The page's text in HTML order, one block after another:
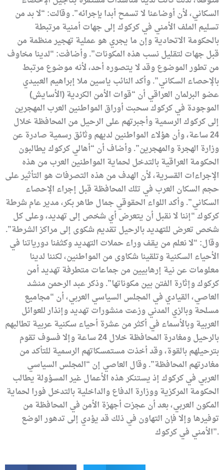
السكاني، لأن أوضاعنا لا تسمح أبدا بإجرائه”. وقالت: “لا بد من
تسليم الملف الأمني في كركوك إلى جهات أمنية مرتبطة
بالحكومة الاتحادية وإن ما يجري هو عملية تهجير منظمة من
قبل جهات لتقليل نسب هذه المكونات”. وأضافت: “لدينا مخاوف
من تطور الموضوع وقد لا يتصوره أحد، لأنه موضوع مرتبط
بالإحصاء السكاني”. وأكد النائب ياسين ملا إبراهيم العبيدي
عضو البرلمان العراقي أن “قوات الأمن الكردية (الأسايش)
الموجودة في كركوك سحبت أوراق المواطنين العرب المهجرين
إلى كركوك الرسمية وأجبرتهم على الرحيل من المحافظة خلال
24 ساعة، وأن هؤلاء المواطنين لديهم وثائق رسمية صادرة عن
وزارة الهجرة والمهجرين”. وأضاف أن “أهالي كركوك يطالبون
الحكومة العراقية بالتدخل لحماية المواطنين العرب من هذه
الإجراءات القسرية، لأن الهدف من هذه التصرفات هو التأثير على
حجم السكان العرب في تلك المحافظة قبل إجراء الإحصاء
السكاني”. وأكد اللواء الحقوقي جمال طاهر بكر، مدير عام شرطة
كركوك “إننا لا نقبل أن يتعرض أي شخص إلى تهديد، وعلى كل
شخص تعرض للتهديد بالرحيل تقديم شكوى إلى مراكز الشرطة”.
وقال: “لا نعلم من يقف وراء حملات التهديد وكثفنا دورياتنا في
الأحياء السكنية وتلقينا شكاوى من المواطنين، لكننا لدينا
معلومات عن نية إرهابيين من جماعات متطرفة تهديد أمن
كركوك وإثارة الفتن بين مكوناتها”. وذكر عبد الرحمن منشد
العاصي، القيادي في المجلس السياسي العربي، أن “مجاميع
مسلحة وبالزي المدني وزعت منشورات تهديد وإنذار للعوائل
العربية وبالأسماء في أكثر من عشرة أحياء سكنية عربية تطالبهم
بالرحيل ومغادرة المحافظة خلال 24 ساعة وإلا فسوف تقوم
بترحيلهم بالقوة، وقد أخذت مستمسكاتهم الرسمية للتأكد من
مغادرتهم المحافظة”. وقال العاصي إن “المجلس السياسي
العربي في كركوك إذ يستنكر هذه الأعمال غير المسؤولة يطالب
الحكومة المركزية ووزارة الدفاع والداخلية بالتدخل فورا لحماية
المكون العربي، بعد أن عجزت أجهزة الأمن في المحافظة من
توفيرها وإلا فإن التهاون في ذلك قد يؤدي إلى تدهور الوضع
الأمني في كركوك”.